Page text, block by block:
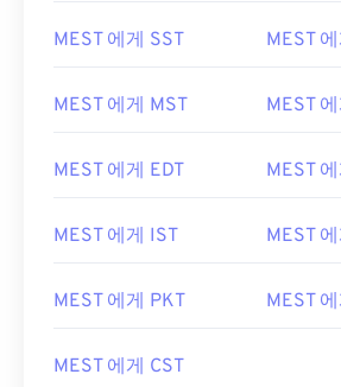
MEST 에게 SST MEST
MEST 에게 MST MEST
MEST 에게 EDT MEST
MEST 에게 IST MEST
MEST 에게 PKT MEST
MEST 에게 CST